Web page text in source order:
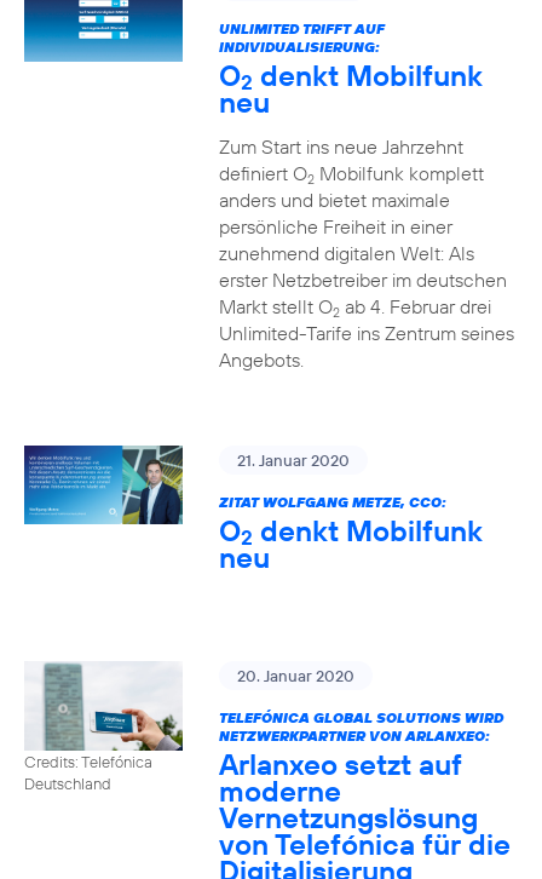
UNLIMITED TRIFFT AUF
INDIVIDUALISIERUNG:
O2 denkt Mobilfunk
neu
Zum Start ins neue Jahrzehnt
definiert O2Mobilfunk komplett
anders und bietet maximale
persönliche Freiheit in einer
zunehmend digitalen Welt: Als
erster Netzbetreiber im deutschen
Markt stellt O2ab 4. Februar drei
Unlimited-Tarife ins Zentrum seines
Angebots.
21. Januar 2020
ZITAT WOLFGANG METZE, CCO:
O2 denkt Mobilfunk
neu
Credits: Telefónica
Deutschland
20. Januar 2020
TELEFÓNICA GLOBAL SOLUTIONS WIRD
NETZWERKPARTNER VON ARLANXEO:
Arlanxeo setzt auf
moderne
Vernetzungslösung
von Telefónica für die
Digitalisierung